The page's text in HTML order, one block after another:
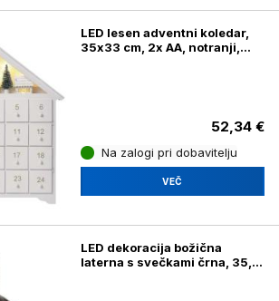
LED lesen adventni koledar,
35x33 cm, 2x AA, notranji,
52,34 €
Na zalogi pri dobavitelju
VEČ
LED dekoracija božična
laterna s svečkami črna, 35,5